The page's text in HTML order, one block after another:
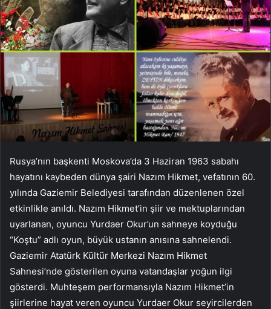
Rusya’nın başkenti Moskova’da 3 Haziran 1963 sabahı
hayatını kaybeden dünya şairi Nazım Hikmet, vefatının 60.
yılında Gaziemir Belediyesi tarafından düzenlenen özel
etkinlikle anıldı. Nazım Hikmet’in şiir ve mektuplarından
uyarlanan, oyuncu Yurdaer Okur’un sahneye koyduğu
“Koştu” adlı oyun, büyük ustanın anısına sahnelendi.
Gaziemir Atatürk Kültür Merkezi Nazım Hikmet
Sahnesi’nde gösterilen oyuna vatandaşlar yoğun ilgi
gösterdi. Muhteşem performansıyla Nazım Hikmet’in
şiirlerine hayat veren oyuncu Yurdaer Okur seyircilerden